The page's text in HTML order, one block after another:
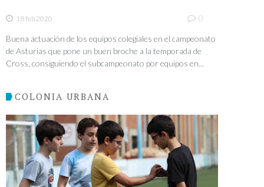
18 feb 2020 0
Buena actuación de los equipos colegiales en el campeonato
de Asturias que pone un buen broche a la temporada de
Cross, consiguiendo el subcampeonato por equipos en...
COLONIA URBANA